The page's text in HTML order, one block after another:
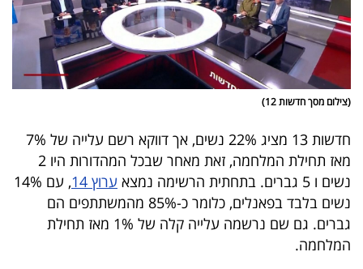
(צילום מסך חדשות 12)
חדשות 13 מציג 22% נשים, אך דווקא רשם עלייה של 7%
מאז תחילת המלחמה, זאת מאחר שבכל המהדורות היו 2
נשים ו 5 גברים. בתחתית הרשימה נמצא
ערוץ 14
, עם 14%
נשים בלבד בפאנלים, כלומר כ-85% מהמשתתפים הם
גברים. גם שם נרשמה עלייה קלה של 1% מאז תחילת
המלחמה.